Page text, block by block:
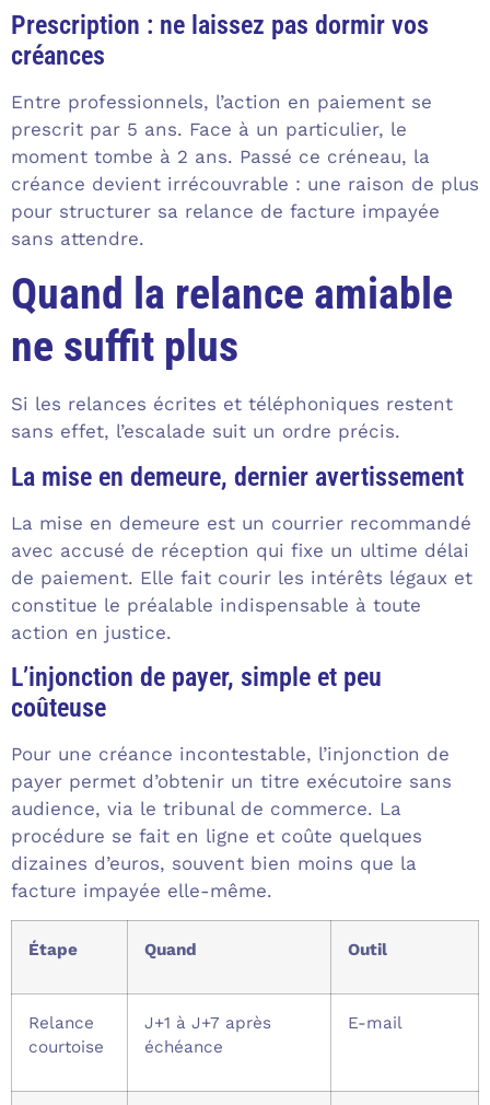
Prescription : ne laissez pas dormir vos
créances
Entre professionnels, l’action en paiement se
prescrit par 5 ans. Face à un particulier, le
moment tombe à 2 ans. Passé ce créneau, la
créance devient irrécouvrable : une raison de plus
pour structurer sa relance de facture impayée
sans attendre.
Quand la relance amiable
ne suffit plus
Si les relances écrites et téléphoniques restent
sans effet, l’escalade suit un ordre précis.
La mise en demeure, dernier avertissement
La mise en demeure est un courrier recommandé
avec accusé de réception qui fixe un ultime délai
de paiement. Elle fait courir les intérêts légaux et
constitue le préalable indispensable à toute
action en justice.
L’injonction de payer, simple et peu
coûteuse
Pour une créance incontestable, l’injonction de
payer permet d’obtenir un titre exécutoire sans
audience, via le tribunal de commerce. La
procédure se fait en ligne et coûte quelques
dizaines d’euros, souvent bien moins que la
facture impayée elle-même.
Étape Quand Outil
Relance
courtoise
J+1 à J+7 après
échéance
E-mail